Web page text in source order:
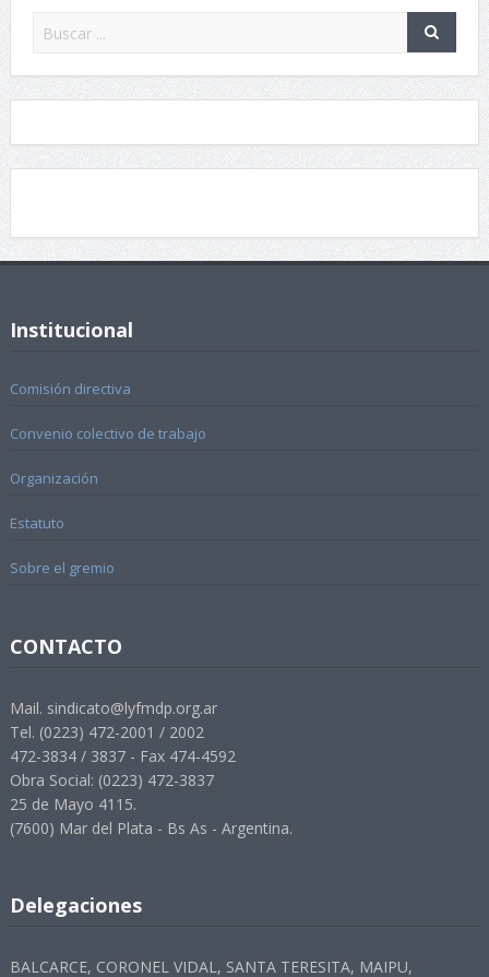
Institucional
Comisión directiva
Convenio colectivo de trabajo
Organización
Estatuto
Sobre el gremio
CONTACTO
Mail. sindicato@lyfmdp.org.ar
Tel. (0223) 472-2001 / 2002
472-3834 / 3837 - Fax 474-4592
Obra Social: (0223) 472-3837
25 de Mayo 4115.
(7600) Mar del Plata - Bs As - Argentina.
Delegaciones
BALCARCE, CORONEL VIDAL, SANTA TERESITA, MAIPU,